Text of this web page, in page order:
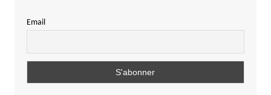
Email